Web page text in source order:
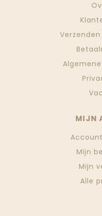
MIJN
Mijn
Mijn
Alle